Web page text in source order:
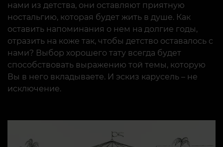
нами из детства, они оставляют приятную
ностальгию, которая будет жить в душе. Как
оставить напоминания о нем на долгие годы,
отразить на коже так, чтобы детство оставалось с
нами? Выбор хорошего тату всегда будет
способствовать выражению той темы, которую
Вы в него вкладываете. И эскиз карусель – не
исключение.